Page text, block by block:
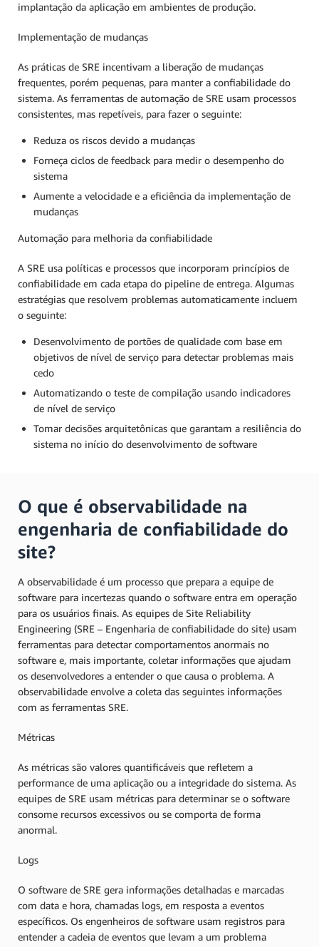
implantação da aplicação em ambientes de produção.
Implementação de mudanças
As práticas de SRE incentivam a liberação de mudanças
frequentes, porém pequenas, para manter a confiabilidade do
sistema. As ferramentas de automação de SRE usam processos
consistentes, mas repetíveis, para fazer o seguinte:
Reduza os riscos devido a mudanças
Forneça ciclos de feedback para medir o desempenho do
sistema
Aumente a velocidade e a eficiência da implementação de
mudanças
Automação para melhoria da confiabilidade
A SRE usa políticas e processos que incorporam princípios de
confiabilidade em cada etapa do pipeline de entrega. Algumas
estratégias que resolvem problemas automaticamente incluem
o seguinte:
Desenvolvimento de portões de qualidade com base em
objetivos de nível de serviço para detectar problemas mais
cedo
Automatizando o teste de compilação usando indicadores
de nível de serviço
Tomar decisões arquitetônicas que garantam a resiliência do
sistema no início do desenvolvimento de software
O que é observabilidade na
engenharia de confiabilidade do
site?
A observabilidade é um processo que prepara a equipe de
software para incertezas quando o software entra em operação
para os usuários finais. As equipes de Site Reliability
Engineering (SRE – Engenharia de confiabilidade do site) usam
ferramentas para detectar comportamentos anormais no
software e, mais importante, coletar informações que ajudam
os desenvolvedores a entender o que causa o problema. A
observabilidade envolve a coleta das seguintes informações
com as ferramentas SRE.
Métricas
As métricas são valores quantificáveis que refletem a
performance de uma aplicação ou a integridade do sistema. As
equipes de SRE usam métricas para determinar se o software
consome recursos excessivos ou se comporta de forma
anormal.
Logs
O software de SRE gera informações detalhadas e marcadas
com data e hora, chamadas logs, em resposta a eventos
específicos. Os engenheiros de software usam registros para
entender a cadeia de eventos que levam a um problema